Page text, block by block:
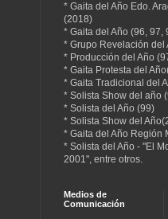
* Gaita del Año Edo.
(2018)
* Gaita del Año (96, 97,
* Grupo Revelación del
* Producción del Año
* Gaita Protesta del
* Gaita Tradicional del
* Solista Show del año
* Solista del Año (99)
* Solista Show del
* Gaita del Año Región
* Solista del Año - "El
2001", entre otros.
Medios de
Comunicación